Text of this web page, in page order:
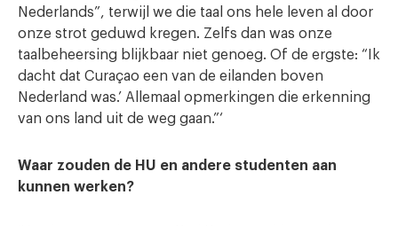
Nederlands”, terwijl we die taal ons hele leven al door
onze strot geduwd kregen. Zelfs dan was onze
taalbeheersing blijkbaar niet genoeg. Of de ergste: “Ik
dacht dat Curaçao een van de eilanden boven
Nederland was.’ Allemaal opmerkingen die erkenning
van ons land uit de weg gaan.”‘
Waar zouden de HU en andere studenten aan
kunnen werken?